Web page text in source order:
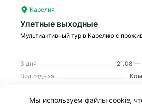
Карелия
Улетные выходные
Мультиактивный тур в Карелию с
3 дня 21.08 —
Вид отдыха
Мы используем файлы cookie,